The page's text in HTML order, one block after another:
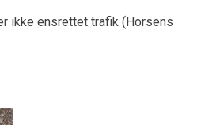
ikke ensrettet trafik (Horsens